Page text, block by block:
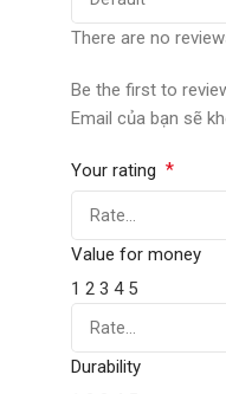
There are no
Be the first to
Email của bạn sẽ
Your rating *
Value for money
1 2 3 4 5
Durability